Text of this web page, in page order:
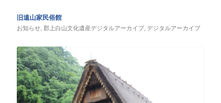
旧遠山家民俗館
お知らせ, 郡上白山文化遺産デジタルアーカイブ, デジタルアーカイブ